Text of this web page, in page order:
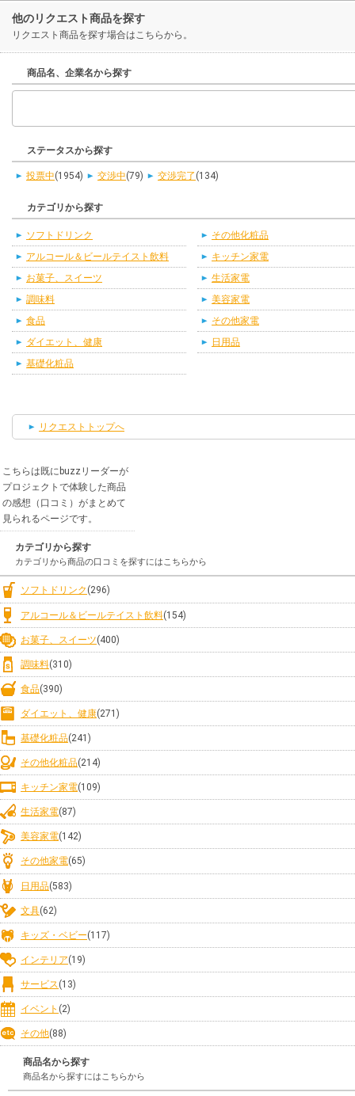
他のリクエスト商品を探す
リクエスト商品を探す場合はこちらから。
商品名、企業名から探す
ステータスから探す
投票中(1954) 交渉中(79) 交渉完了 (134)
カテゴリから探す
ソフトドリンク
アルコール＆ビールテイスト飲料
お菓子、スイーツ
調味料
食品
ダイエット、健康
基礎化粧品
その他化粧品
キッチン家電
生活家電
美容家電
その他家電
日用品
リクエストトップへ
こちらは既にbuzzリーダーが
プロジェクトで体験した商品
の感想（口コミ）がまとめて
見られるページです。
カテゴリから探す
カテゴリから商品の口コミを探すにはこちらから
ソフトドリンク (296)
アルコール＆ビールテイスト飲料(154)
お菓子、スイーツ(400)
調味料(310)
食品(390)
ダイエット、健康(271)
基礎化粧品(241)
その他化粧品(214)
キッチン家電(109)
生活家電(87)
美容家電(142)
その他家電(65)
日用品(583)
文具(62)
キッズ・ベビー(117)
インテリア(19)
サービス(13)
イベント (2)
その他(88)
商品名から探す
商品名から探すにはこちらから